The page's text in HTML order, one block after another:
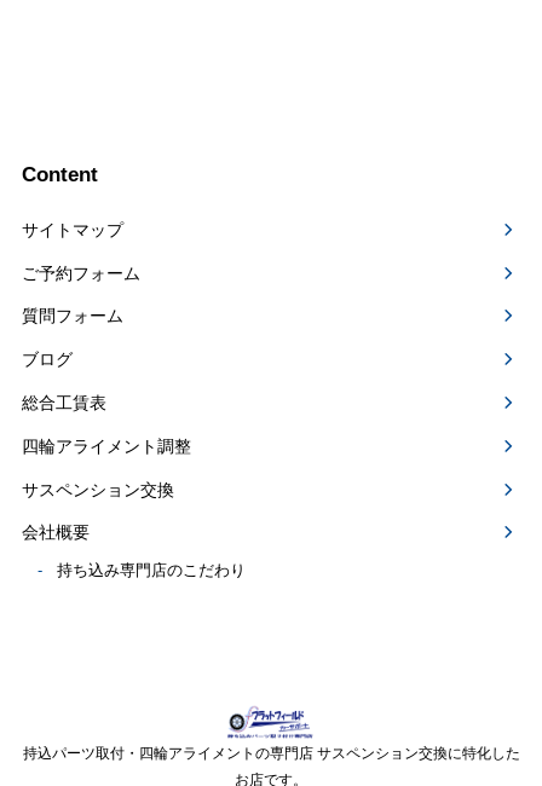
Content
サイトマップ
ご予約フォーム
質問フォーム
ブログ
総合工賃表
四輪アライメント調整
サスペンション交換
会社概要
持ち込み専門店のこだわり
持込パーツ取付・四輪アライメントの専門店 サスペンション交換に特化した
お店です。